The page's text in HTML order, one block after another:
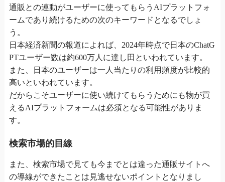
通販との連動がユーザーに使ってもらうAIプラットフォ
ームであり続けるための次のキーワードとなるでしょ
う。
日本経済新聞の報道によれば、2024年時点で日本のChatG
PTユーザー数は約600万人に達し田といわれています。
また、日本のユーザーは一人当たりの利用頻度が比較的
高いといわれています。
だからこそユーザーに使い続けてもらうためにも物が買
えるAIプラットフォームは必須となる可能性がありま
す。
検索市場的目線
また、検索市場で見ても今までとは違った通販サイトへ
の導線ができたことは見逃せないポイントとなりまし